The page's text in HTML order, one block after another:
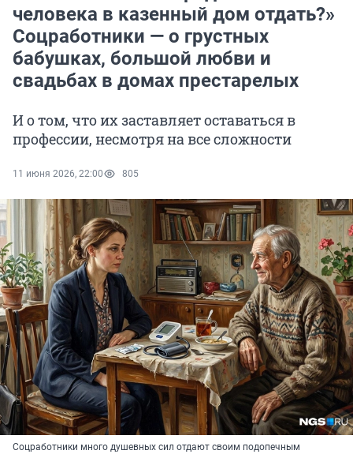
человека в казенный дом отдать?»
Соцработники — о грустных
бабушках, большой любви и
свадьбах в домах престарелых
И о том, что их заставляет оставаться в
профессии, несмотря на все сложности
11 июня 2026, 22:00 805
Соцработники много душевных сил отдают своим подопечным